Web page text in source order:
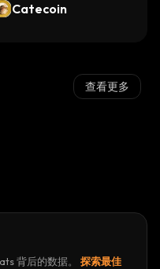
Catecoin
查看更多
背后的数据。
探索最佳